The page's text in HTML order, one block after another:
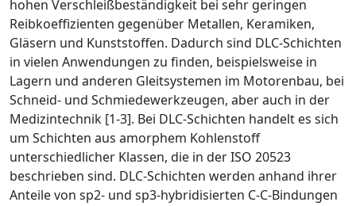
hohen Verschleißbeständigkeit bei sehr geringen
Reibkoeffizienten gegenüber Metallen, Keramiken,
Gläsern und Kunststoffen. Dadurch sind DLC-Schichten
in vielen Anwendungen zu finden, beispielsweise in
Lagern und anderen Gleitsystemen im Motorenbau, bei
Schneid- und Schmiedewerkzeugen, aber auch in der
Medizintechnik [1-3]. Bei DLC-Schichten handelt es sich
um Schichten aus amorphem Kohlenstoff
unterschiedlicher Klassen, die in der ISO 20523
beschrieben sind. DLC-Schichten werden anhand ihrer
Anteile von sp2- und sp3-hybridisierten C-C-Bindungen